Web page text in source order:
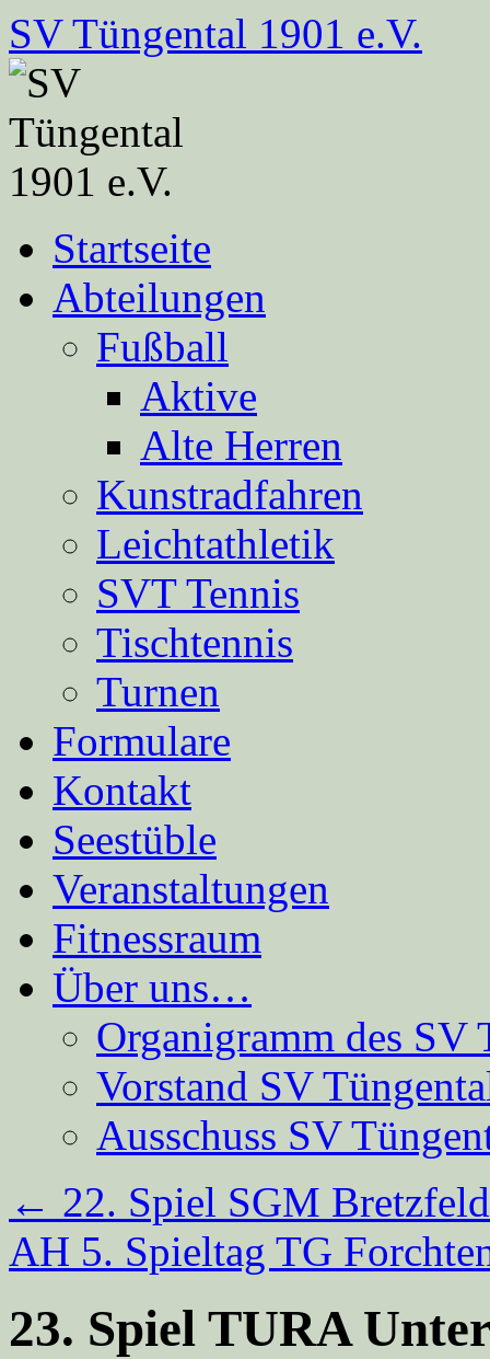
Zum
Inhalt
springen
SV Tüngental 1901 e.V.
Startseite
Abteilungen
Fußball
Aktive
Alte Herren
Kunstradfahren
Leichtathletik
SVT Tennis
Tischtennis
Turnen
Formulare
Kontakt
Seestüble
Veranstaltungen
Fitnessraum
Über uns…
Organigramm des SV
Vorstand SV
Ausschuss SV
← 22. Spiel SGM
AH 5. Spieltag TG
23. Spiel TURA